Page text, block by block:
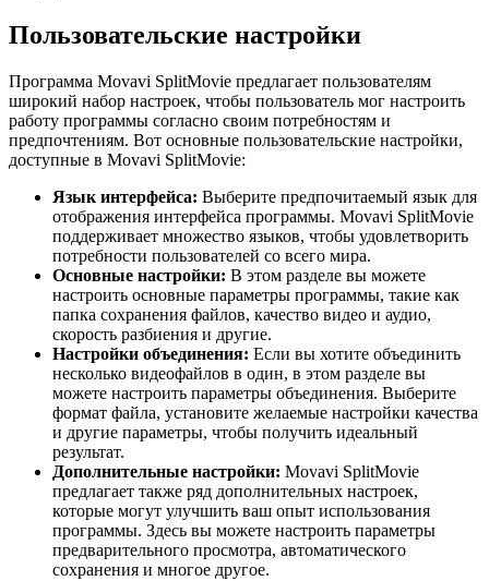
Пользовательские настройки
Программа Movavi SplitMovie предлагает пользователям
широкий набор настроек, чтобы пользователь мог настроить
работу программы согласно своим потребностям и
предпочтениям. Вот основные пользовательские настройки,
доступные в Movavi SplitMovie:
Язык интерфейса: Выберите предпочитаемый язык для
отображения интерфейса программы. Movavi SplitMovie
поддерживает множество языков, чтобы удовлетворить
потребности пользователей со всего мира.
Основные настройки: В этом разделе вы можете
настроить основные параметры программы, такие как
папка сохранения файлов, качество видео и аудио,
скорость разбиения и другие.
Настройки объединения: Если вы хотите объединить
несколько видеофайлов в один, в этом разделе вы
можете настроить параметры объединения. Выберите
формат файла, установите желаемые настройки качества
и другие параметры, чтобы получить идеальный
результат.
Дополнительные настройки: Movavi SplitMovie
предлагает также ряд дополнительных настроек,
которые могут улучшить ваш опыт использования
программы. Здесь вы можете настроить параметры
предварительного просмотра, автоматического
сохранения и многое другое.